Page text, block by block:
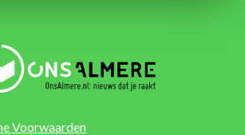
Voorwaarden